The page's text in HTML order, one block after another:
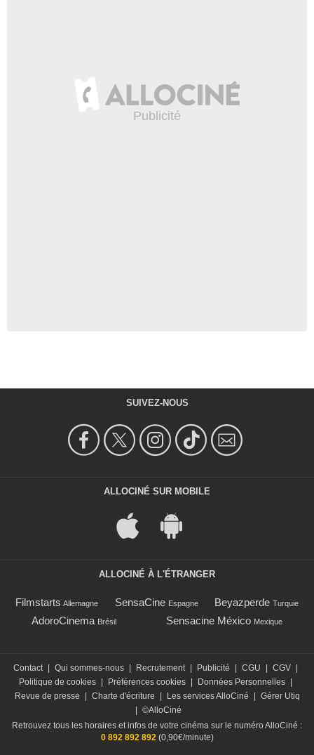
SUIVEZ-NOUS
ALLOCINÉ SUR MOBILE
ALLOCINÉ À L'ÉTRANGER
Filmstarts Allemagne SensaCine Espagne Beyazperde Turquie
AdoroCinema Brésil Sensacine México Mexique
Contact Qui sommes-nous Recrutement Publicité CGU CGV
Politique de cookies
Préférences cookies Données Personnelles
Revue de presse
Charte d'écriture Les services AlloCiné
Gérer Utiq
©AlloCiné
Retrouvez tous les horaires et infos de votre cinéma sur le numéro AlloCiné :
0 892 892 892(0,90€/minute)